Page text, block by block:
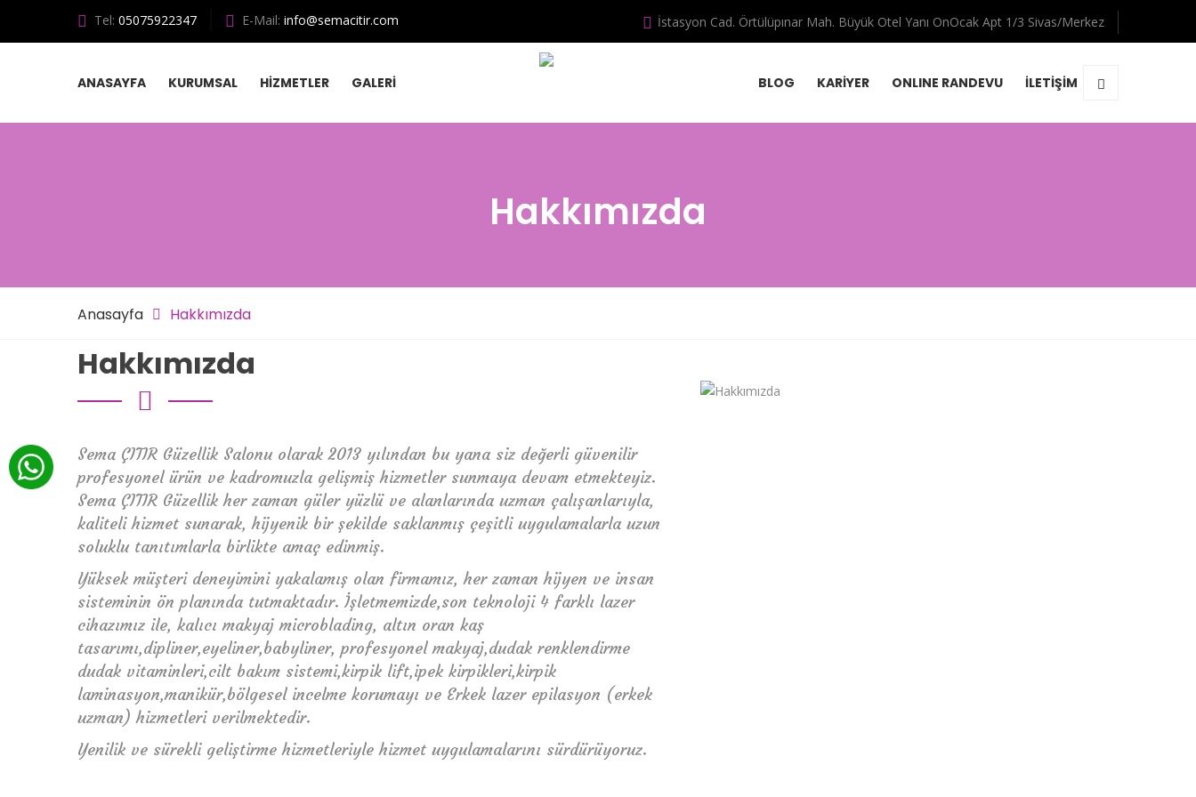
Tel: 05075922347 E-Mail: info@semacitir.com İstasyon Cad. Örtülüpınar Mah. Büyük Otel Yanı OnOcak Apt 1/3 Sivas/Merkez
ANASAYFA KURUMSAL HİZMETLER GALERİ BLOG KARİYER ONLINE RANDEVU İLETİŞİM
Hakkımızda
Anasayfa Hakkımızda
Hakkımızda
Sema ÇITIR Güzellik Salonu olarak 2013 yılından bu yana siz değerli güvenilir
profesyonel ürün ve kadromuzla gelişmiş hizmetler sunmaya devam etmekteyiz.
Sema ÇITIR Güzellik her zaman güler yüzlü ve alanlarında uzman çalışanlarıyla,
kaliteli hizmet sunarak, hijyenik bir şekilde saklanmış çeşitli uygulamalarla uzun
soluklu tanıtımlarla birlikte amaç edinmiş.
Yüksek müşteri deneyimini yakalamış olan firmamız, her zaman hijyen ve insan
sisteminin ön planında tutmaktadır. İşletmemizde,son teknoloji 4 farklı lazer
cihazımız ile, kalıcı makyaj microblading, altın oran kaş
tasarımı,dipliner,eyeliner,babyliner, profesyonel makyaj,dudak renklendirme
dudak vitaminleri,cilt bakım sistemi,kirpik lift,ipek kirpikleri,kirpik
laminasyon,manikür,bölgesel incelme korumayı ve Erkek lazer epilasyon (erkek
uzman) hizmetleri verilmektedir.
Yenilik ve sürekli geliştirme hizmetleriyle hizmet uygulamalarını sürdürüyoruz.